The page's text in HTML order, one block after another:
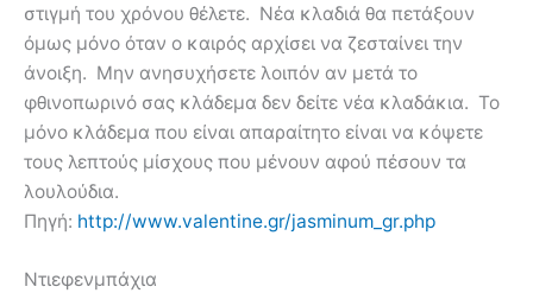
στιγμή του χρόνου θέλετε. Νέα κλαδιά θα πετάξουν
όμως μόνο όταν ο καιρός αρχίσει να ζεσταίνει την
άνοιξη. Μην ανησυχήσετε λοιπόν αν μετά το
φθινοπωρινό σας κλάδεμα δεν δείτε νέα κλαδάκια. Το
μόνο κλάδεμα που είναι απαραίτητο είναι να κόψετε
τους λεπτούς μίσχους που μένουν αφού πέσουν τα
λουλούδια.
Πηγή: http://www.valentine.gr/jasminum_gr.php
Ντιεφενμπάχια